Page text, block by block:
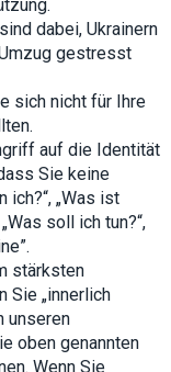
dabei, Ukrainern
gestresst
sich nicht für Ihre
auf die Identität
Sie keine
ich?“, „Was ist
soll ich tun?“,
stärksten
Sie „innerlich
unseren
oben genannten
Wenn Sie
the
is
for
as
your
If you
the